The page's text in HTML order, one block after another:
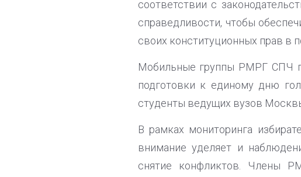
соответствии с
справедливости, чтобы
своих конституционных прав в
Мобильные группы РМРГ СПЧ
подготовки к единому дню
студенты ведущих вузов
В рамках мониторинга
внимание уделяет и
снятие конфликтов. Члены